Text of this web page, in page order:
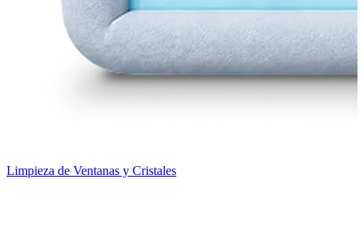
Limpieza de Ventanas y Cristales